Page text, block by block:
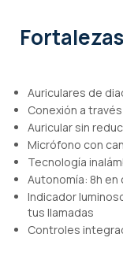
Fortalezas
Auriculares de
Conexión a
Auricular sin
Micrófono con
Tecnología
Autonomía: 8h
Indicador
tus llamadas
Controles